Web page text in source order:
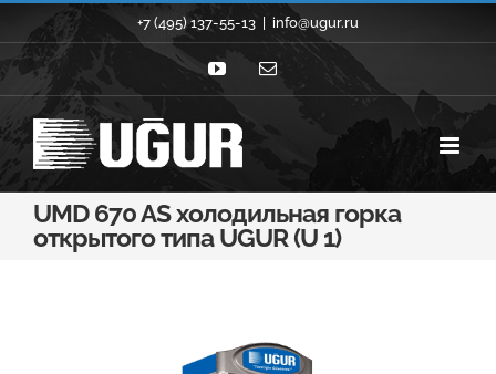
content
+7 (495) 137-55-13 info@ugur.ru
YouTubeEmail
UMD 670 AS холодильная горка
открытого типа UGUR (U 1)